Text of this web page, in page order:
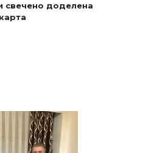
свечено доделена